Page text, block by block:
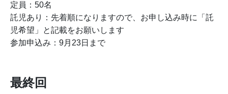
定員：50名
託児あり：先着順になりますので、お申し込み時に「託
児希望」と記載をお願いします
参加申込み：9月23日まで
最終回